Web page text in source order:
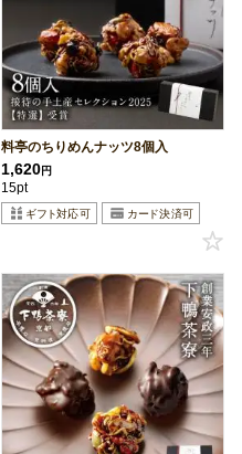
料亭のちりめんナッツ8個入
1,620円
15pt